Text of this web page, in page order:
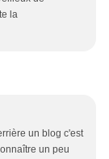
la
un blog c'est
un peu